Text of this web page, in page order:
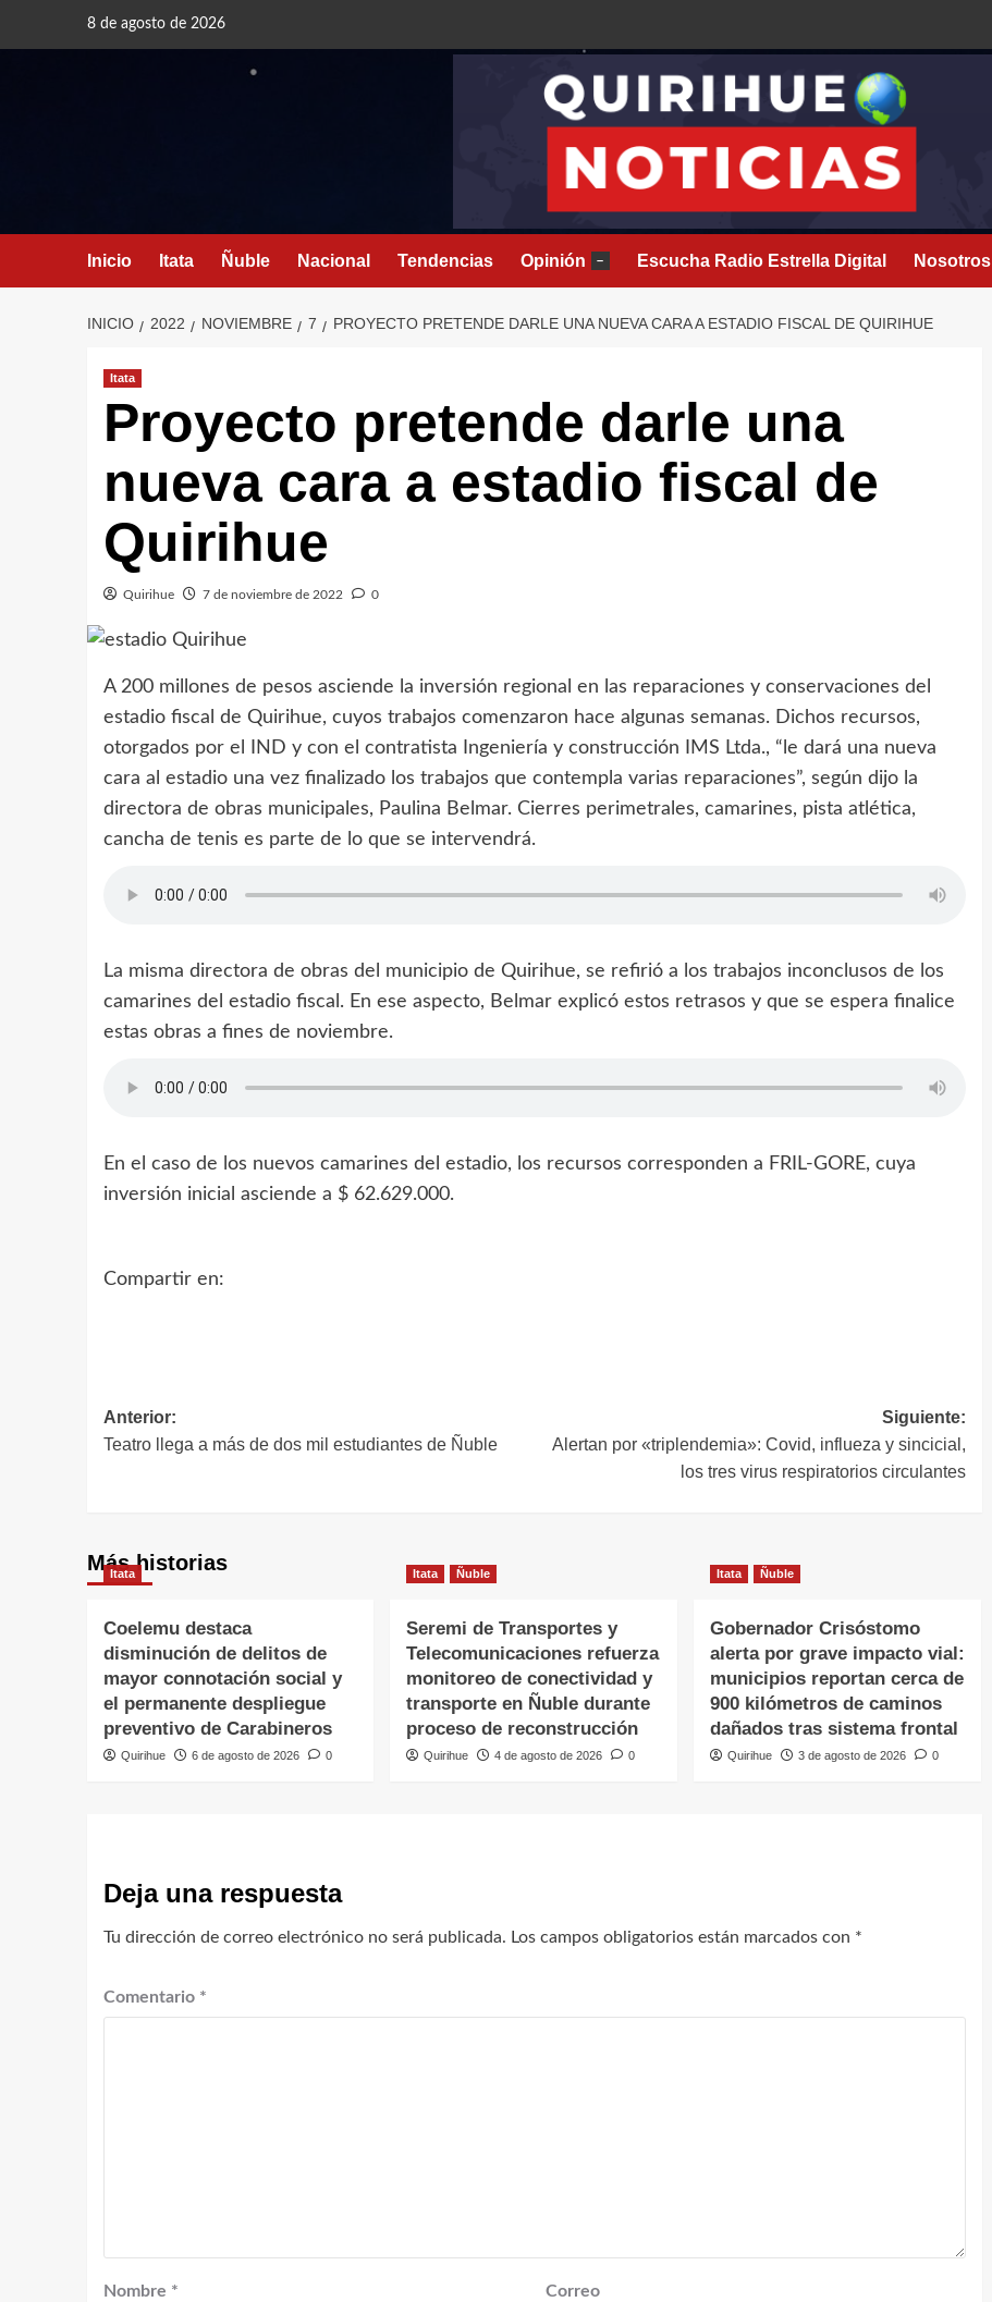
8 de agosto de 2026
Inicio Itata Ñuble Nacional Tendencias Opinión – Escucha Radio Estrella Digital Nosotros
INICIO 2022 NOVIEMBRE 7 PROYECTO PRETENDE DARLE UNA NUEVA CARA A ESTADIO FISCAL DE QUIRIHUE
Itata
Proyecto pretende darle una
nueva cara a estadio fiscal de
Quirihue
Quirihue 7 de noviembre de 2022 0
A 200 millones de pesos asciende la inversión regional en las reparaciones y conservaciones del
estadio fiscal de Quirihue, cuyos trabajos comenzaron hace algunas semanas. Dichos recursos,
otorgados por el IND y con el contratista Ingeniería y construcción IMS Ltda., “le dará una nueva
cara al estadio una vez finalizado los trabajos que contempla varias reparaciones”, según dijo la
directora de obras municipales, Paulina Belmar. Cierres perimetrales, camarines, pista atlética,
cancha de tenis es parte de lo que se intervendrá.
La misma directora de obras del municipio de Quirihue, se refirió a los trabajos inconclusos de los
camarines del estadio fiscal. En ese aspecto, Belmar explicó estos retrasos y que se espera finalice
estas obras a fines de noviembre.
En el caso de los nuevos camarines del estadio, los recursos corresponden a FRIL-GORE, cuya
inversión inicial asciende a $ 62.629.000.
Compartir en:
Anterior:
Teatro llega a más de dos mil estudiantes de Ñuble
Siguiente:
Alertan por «triplendemia»: Covid, influeza y sincicial,
los tres virus respiratorios circulantes
Más historias
Itata
Coelemu destaca
disminución de delitos de
mayor connotación social y
el permanente despliegue
preventivo de Carabineros
Quirihue 6 de agosto de 2026 0
Itata Ñuble
Seremi de Transportes y
Telecomunicaciones refuerza
monitoreo de conectividad y
transporte en Ñuble durante
proceso de reconstrucción
Quirihue 4 de agosto de 2026 0
Itata Ñuble
Gobernador Crisóstomo
alerta por grave impacto vial:
municipios reportan cerca de
900 kilómetros de caminos
dañados tras sistema frontal
Quirihue 3 de agosto de 2026 0
Deja una respuesta
Tu dirección de correo electrónico no será publicada. Los campos obligatorios están marcados con *
Comentario *
Nombre *
Correo